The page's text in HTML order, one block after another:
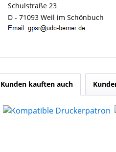
Schulstraße 23
D - 71093 Weil im Schönbuch
Kunden kauften auch